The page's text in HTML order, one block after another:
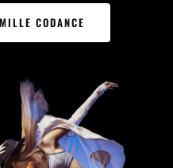
CODANCE